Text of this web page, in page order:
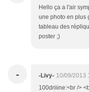
Hello ça a l'air
une photo en plus
tableau des
poster ;)
- -Livy- 10/09/2013
100driiine:<br />